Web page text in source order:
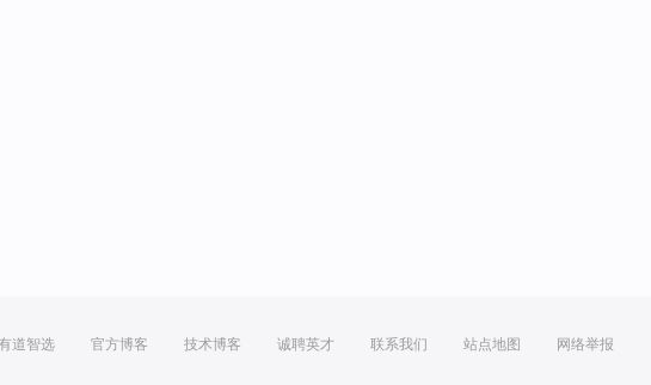
道智选 官方博客 技术博客 诚聘英才 联系我们 站点地图 网络举报